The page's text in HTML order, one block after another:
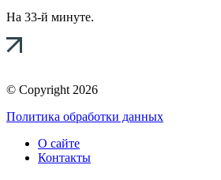
На 33-й минуте.
© Copyright 2026
Политика обработки данных
О сайте
Контакты